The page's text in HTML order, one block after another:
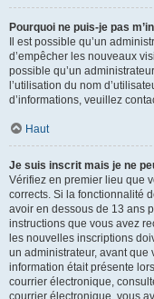
Pourquoi ne puis-je pas
Il est possible qu’un
d’empêcher les nouveaux
possible qu’un
l’utilisation du nom
d’informations, veuillez
Haut
Je suis inscrit mais je ne
Vérifiez en premier lieu que
corrects. Si la fonctionnalité
avoir en dessous de 13 ans
instructions que vous avez
les nouvelles inscriptions
un administrateur, avant que
information était présente
courrier électronique,
courrier électronique, vous